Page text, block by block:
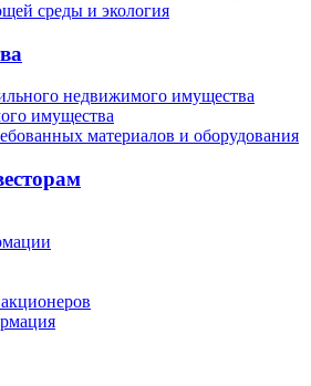
среды и экология
недвижимого имущества
имущества
материалов и оборудования